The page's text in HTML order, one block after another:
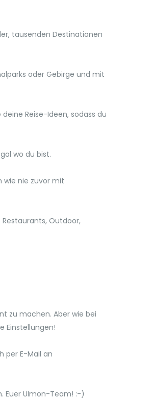
tausenden Destinationen
oder Gebirge und mit
deine Reise-Ideen, sodass du
wo du bist.
wie nie zuvor mit
Restaurants, Outdoor,
zu machen. Aber wie bei
Einstellungen!
per E-Mail an
Euer Ulmon-Team! :-)